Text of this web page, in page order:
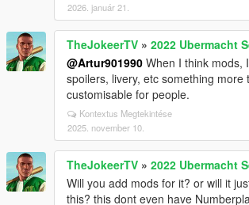
2026. január 21.
TheJokeerTV » 2022 Ubermacht
@Artur901990 When I think mods,
spoilers, livery, etc something more
customisable for people.
Kontextus Megtekintése
2025. november 10.
TheJokeerTV » 2022 Ubermacht
Will you add mods for it? or will it
this? this dont even have